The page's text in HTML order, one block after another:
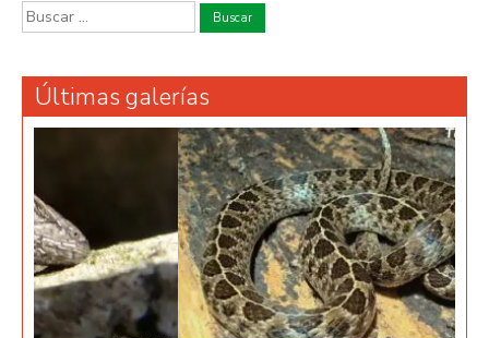
Buscar:
Últimas galerías